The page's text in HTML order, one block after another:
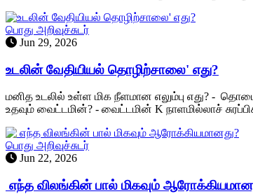
பொது அறிவுச்சுடர்
Jun 29, 2026
உடலின் வேதியியல் தொழிற்சாலை' எது?
மனித உடலில் உள்ள மிக நீளமான எலும்பு எது? -
உதவும் வைட்டமின்? - வைட்டமின் K நாளமில்லாச்
பொது அறிவுச்சுடர்
Jun 22, 2026
எந்த விலங்கின் பால் மிகவும்